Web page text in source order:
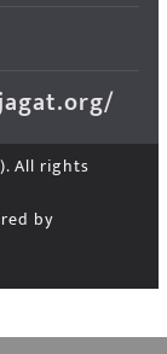
. All rights
by